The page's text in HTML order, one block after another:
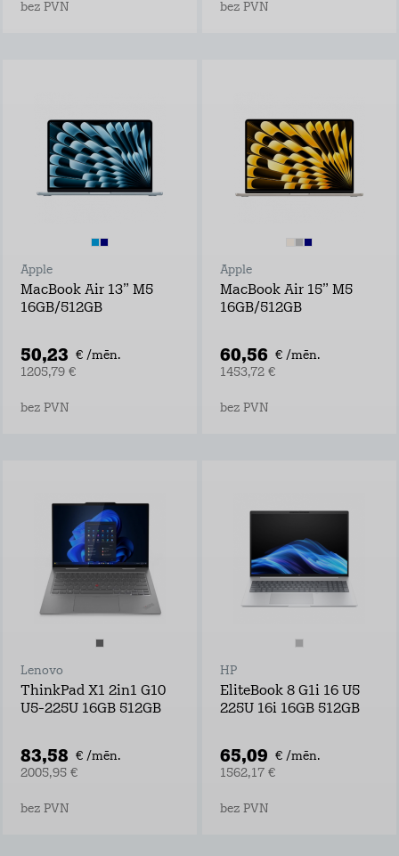
bez PVN bez PVN
Apple
MacBook Air 13” M5
16GB/512GB
50,23 € /mēn.
1205,79 €
bez PVN
Apple
MacBook Air 15” M5
16GB/512GB
60,56 € /mēn.
1453,72 €
bez PVN
Lenovo
ThinkPad X1 2in1 G10
U5-225U 16GB 512GB
83,58 € /mēn.
2005,95 €
bez PVN
HP
EliteBook 8 G1i 16 U5
225U 16i 16GB 512GB
65,09 € /mēn.
1562,17 €
bez PVN